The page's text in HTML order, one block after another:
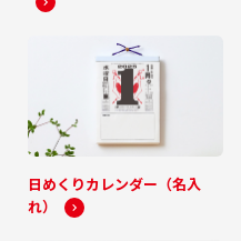
日めくりカレンダー（名入
れ）